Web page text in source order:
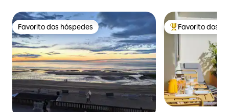
Favorito dos hóspedes
Favorito dos hóspedes Favoritos dos
Favorito dos